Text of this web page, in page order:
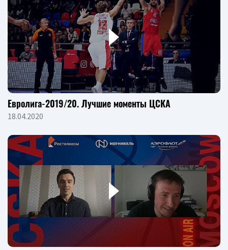
Евролига-2019/20. Лучшие моменты ЦСКА
18.04.2020